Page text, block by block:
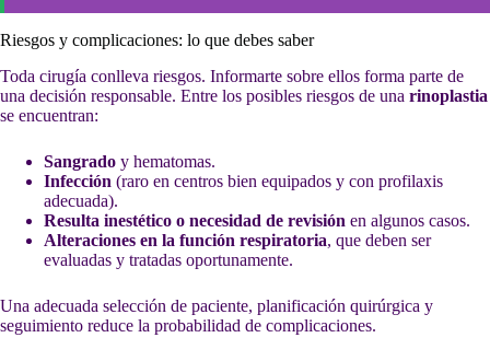
Riesgos y complicaciones: lo que debes saber
Toda cirugía conlleva riesgos. Informarte sobre ellos forma parte de
una decisión responsable. Entre los posibles riesgos de una rinoplastia
se encuentran:
Sangrado y hematomas.
Infección (raro en centros bien equipados y con profilaxis
adecuada).
Resulta inestético o necesidad de revisión en algunos casos.
Alteraciones en la función respiratoria, que deben ser
evaluadas y tratadas oportunamente.
Una adecuada selección de paciente, planificación quirúrgica y
seguimiento reduce la probabilidad de complicaciones.